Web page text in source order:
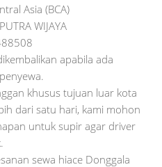
Asia (BCA)
WIJAYA
apabila ada
khusus tujuan luar kota
dari satu hari, kami mohon
untuk supir agar driver
sewa hiace Donggala